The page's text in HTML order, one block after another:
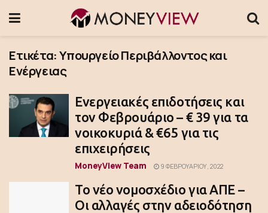
Ετικέτα:Υπουργείο Περιβάλλοντος και
Ενέργειας
Ενεργειακές επιδοτήσεις και
τον Φεβρουάριο – € 39 για τα
νοικοκυριά & €65 για τις
επιχειρήσεις
MoneyView Team 9 ΦΕΒΡΟΥΑΡΊΟΥ, 2022
Το νέο νομοσχέδιο για ΑΠΕ –
Οι αλλαγές στην αδειοδότηση